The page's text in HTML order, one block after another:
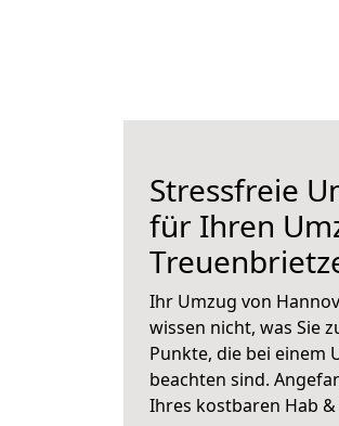
Stressfreie
für Ihren
Ihr Umzug von
wissen nicht, was Sie
Punkte, die bei einem
beachten sind.
Ihres kostbaren Hab &